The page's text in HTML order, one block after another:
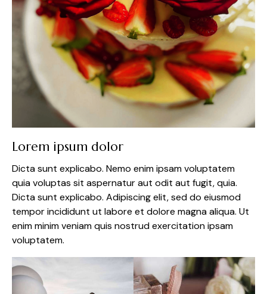
Lorem ipsum dolor
Dicta sunt explicabo. Nemo enim ipsam voluptatem
quia voluptas sit aspernatur aut odit aut fugit, quia.
Dicta sunt explicabo. Adipiscing elit, sed do eiusmod
tempor incididunt ut labore et dolore magna aliqua. Ut
enim minim veniam quis nostrud exercitation ipsam
voluptatem.